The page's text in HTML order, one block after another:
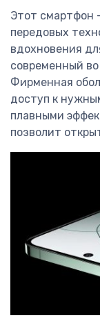
Этот смартфон
передовых
вдохновения
современный
Фирменная
доступ к
плавными
позволит